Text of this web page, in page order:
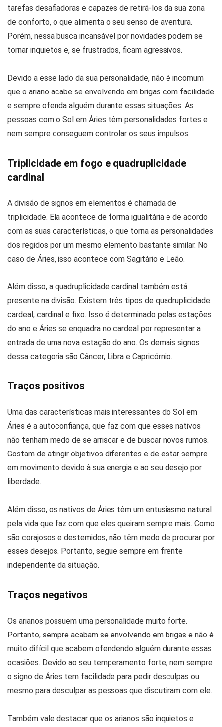
tarefas desafiadoras e capazes de retirá-los da sua zona
de conforto, o que alimenta o seu senso de aventura.
Porém, nessa busca incansável por novidades podem se
tornar inquietos e, se frustrados, ficam agressivos.
Devido a esse lado da sua personalidade, não é incomum
que o ariano acabe se envolvendo em brigas com facilidade
e sempre ofenda alguém durante essas situações. As
pessoas com o Sol em Áries têm personalidades fortes e
nem sempre conseguem controlar os seus impulsos.
Triplicidade em fogo e quadruplicidade
cardinal
A divisão de signos em elementos é chamada de
triplicidade. Ela acontece de forma igualitária e de acordo
com as suas características, o que torna as personalidades
dos regidos por um mesmo elemento bastante similar. No
caso de Áries, isso acontece com Sagitário e Leão.
Além disso, a quadruplicidade cardinal também está
presente na divisão. Existem três tipos de quadruplicidade:
cardeal, cardinal e fixo. Isso é determinado pelas estações
do ano e Áries se enquadra no cardeal por representar a
entrada de uma nova estação do ano. Os demais signos
dessa categoria são Câncer, Libra e Capricórnio.
Traços positivos
Uma das características mais interessantes do Sol em
Áries é a autoconfiança, que faz com que esses nativos
não tenham medo de se arriscar e de buscar novos rumos.
Gostam de atingir objetivos diferentes e de estar sempre
em movimento devido à sua energia e ao seu desejo por
liberdade.
Além disso, os nativos de Áries têm um entusiasmo natural
pela vida que faz com que eles queiram sempre mais. Como
são corajosos e destemidos, não têm medo de procurar por
esses desejos. Portanto, segue sempre em frente
independente da situação.
Traços negativos
Os arianos possuem uma personalidade muito forte.
Portanto, sempre acabam se envolvendo em brigas e não é
muito difícil que acabem ofendendo alguém durante essas
ocasiões. Devido ao seu temperamento forte, nem sempre
o signo de Áries tem facilidade para pedir desculpas ou
mesmo para desculpar as pessoas que discutiram com ele.
Também vale destacar que os arianos são inquietos e